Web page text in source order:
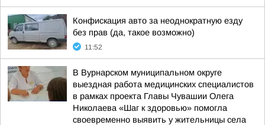
Конфискация авто за неоднократную езду
без прав (да, такое возможно)
11:52
В Вурнарском муниципальном округе
выездная работа медицинских специалистов
в рамках проекта Главы Чувашии Олега
Николаева «Шаг к здоровью» помогла
своевременно выявить у жительницы села